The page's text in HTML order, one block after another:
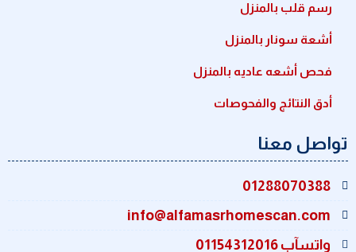
رسم قلب بالمنزل
أشعة سونار بالمنزل
فحص أشعه عاديه بالمنزل
أدق النتائج والفحوصات
تواصل معنا
01288070388
info@alfamasrhomescan.com
واتسآب 01154312016